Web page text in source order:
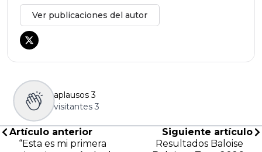
Ver publicaciones del autor
aplausos 3
visitantes 3
Artículo anterior
“Esta es mi primera
Siguiente artículo
Resultados Baloise